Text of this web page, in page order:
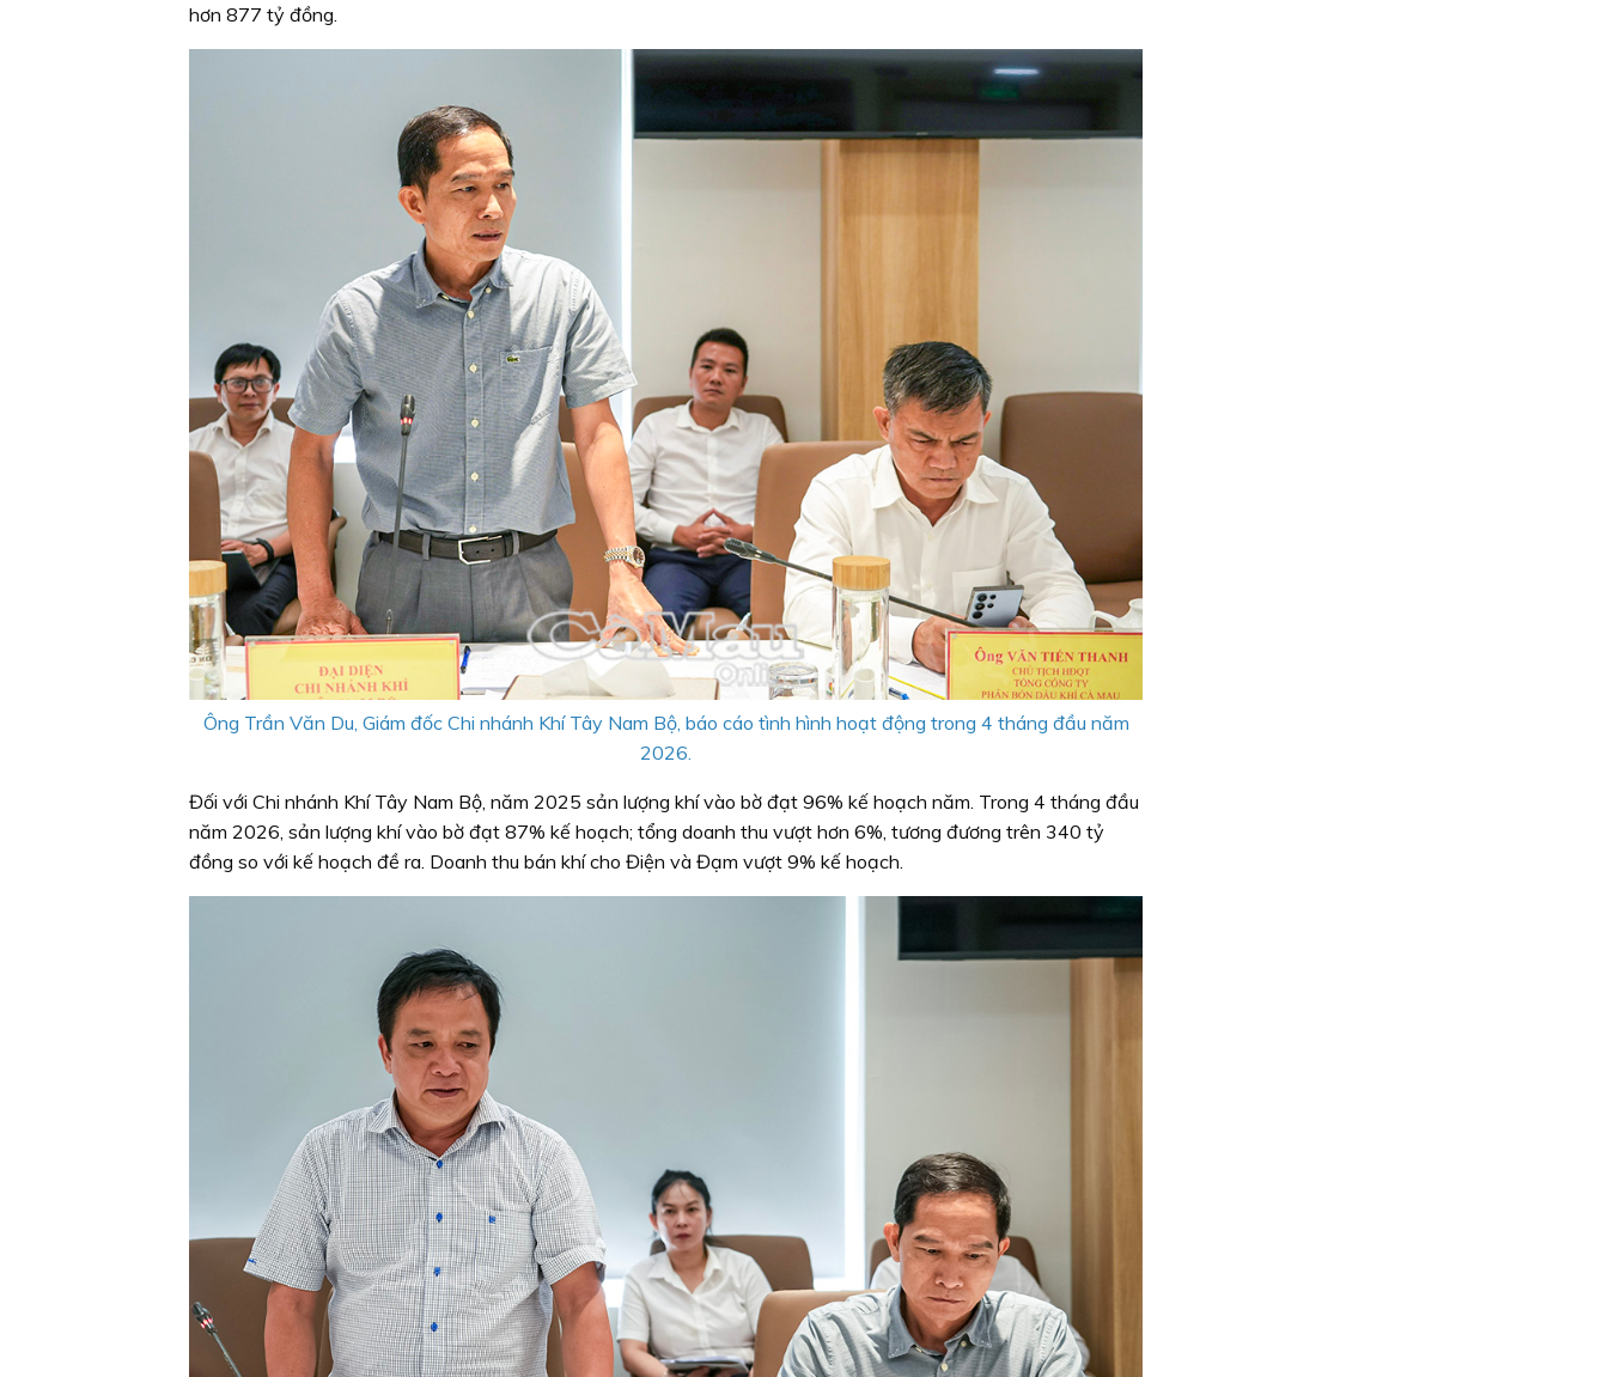
hơn 877 tỷ đồng.
Ông Trần Văn Du, Giám đốc Chi nhánh Khí Tây Nam Bộ, báo cáo tình hình hoạt động trong 4 tháng đầu năm
2026.
Đối với Chi nhánh Khí Tây Nam Bộ, năm 2025 sản lượng khí vào bờ đạt 96% kế hoạch năm. Trong 4 tháng đầu
năm 2026, sản lượng khí vào bờ đạt 87% kế hoạch; tổng doanh thu vượt hơn 6%, tương đương trên 340 tỷ
đồng so với kế hoạch đề ra. Doanh thu bán khí cho Điện và Đạm vượt 9% kế hoạch.